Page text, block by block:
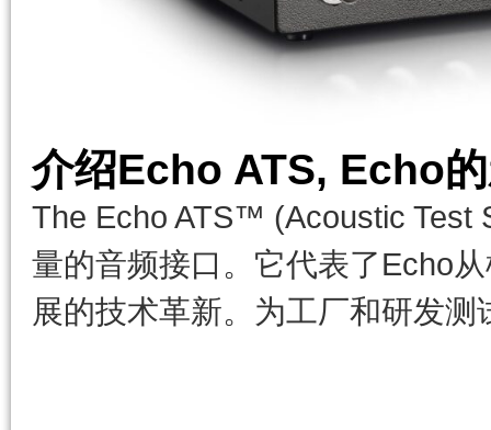
介绍Echo ATS, Echo
The Echo ATS™ (Acoustic Test
量的音频接口。它代表了Echo
展的技术革新。为工厂和研发